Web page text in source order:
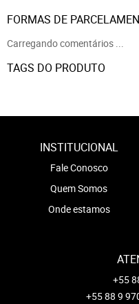
FORMAS DE
Carregando comentários ...
TAGS DO PRODUTO
INSTITUCIONAL
Fale Conosco
Quem Somos
Onde estamos
+55
+55 88 9